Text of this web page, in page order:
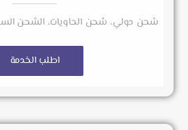
شحن دولي، شحن الحاويات، الشحن
اطلب الخدمة